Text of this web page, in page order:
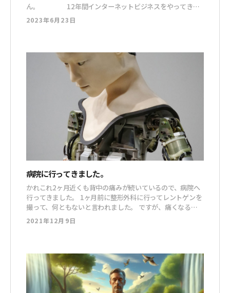
ん。 12年間インターネットビジネスをやってき
て、数々の垢BANに立ち会い、自らも数え切れないほどの垢
BANを食らった小玉が、ひとつお話しします。 先日、もん
2023年6月23日
病院に行ってきました。
かれこれ2ヶ月近くも背中の痛みが続いているので、病院へ
行ってきました。 1ヶ月前に整形外科に行ってレントゲンを
撮って、何ともないと言われました。 ですが、痛くなる原
因も全く思い当たらないのに、こんなにも長く痛みが続くの
って変じゃないですか。 Twitterでつぶやいてみたら「内臓
2021年12月9日